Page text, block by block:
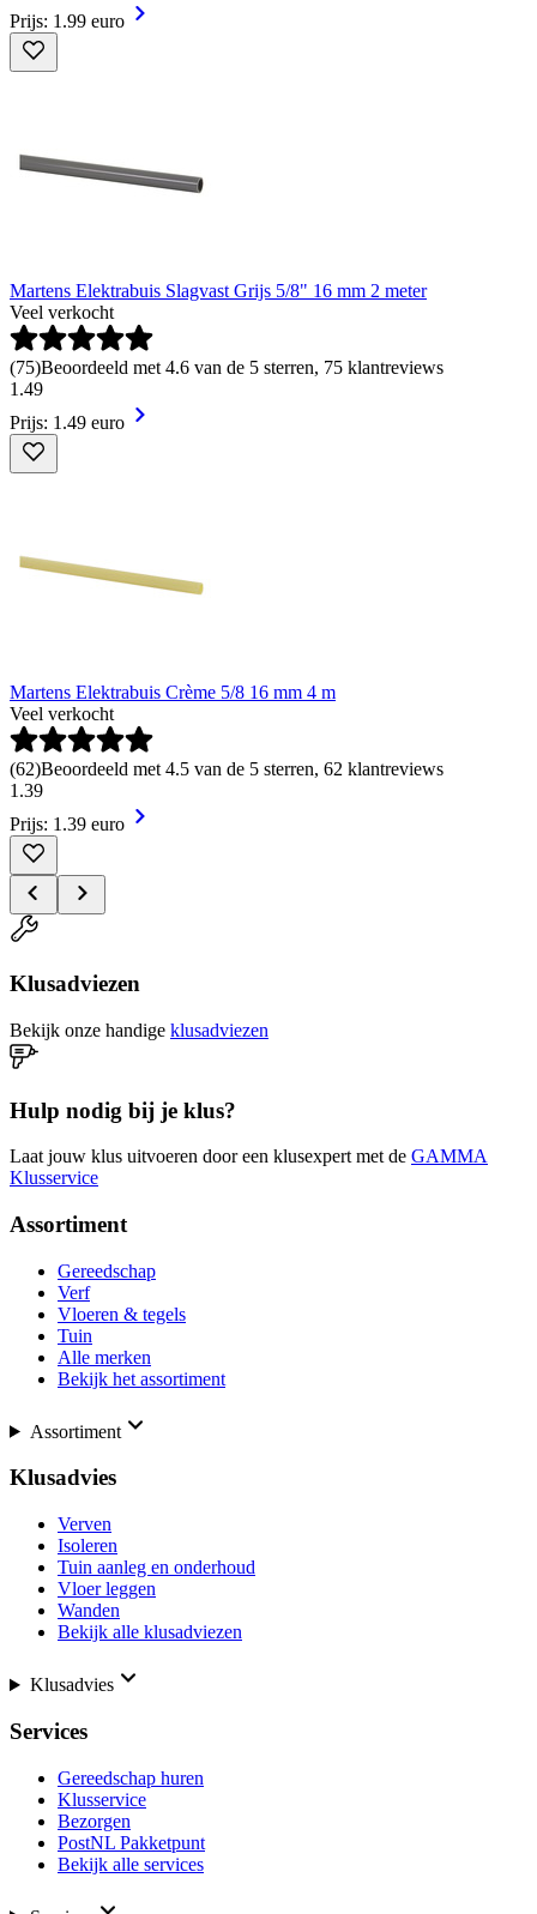
Prijs: 1.99 euro
Martens Elektrabuis Slagvast Grijs 5/8" 16 mm 2 meter
Veel verkocht
(75)Beoordeeld met 4.6 van de 5 sterren, 75 klantreviews
1.49
Prijs: 1.49 euro
Martens Elektrabuis Crème 5/8 16 mm 4 m
Veel verkocht
(62)Beoordeeld met 4.5 van de 5 sterren, 62 klantreviews
1.39
Prijs: 1.39 euro
Klusadviezen
Bekijk onze handige klusadviezen
Hulp nodig bij je klus?
Laat jouw klus uitvoeren door een klusexpert met de GAMMA
Klusservice
Assortiment
Gereedschap
Verf
Vloeren & tegels
Tuin
Alle merken
Bekijk het assortiment
Assortiment
Klusadvies
Verven
Isoleren
Tuin aanleg en onderhoud
Vloer leggen
Wanden
Bekijk alle klusadviezen
Klusadvies
Services
Gereedschap huren
Klusservice
Bezorgen
PostNL Pakketpunt
Bekijk alle services